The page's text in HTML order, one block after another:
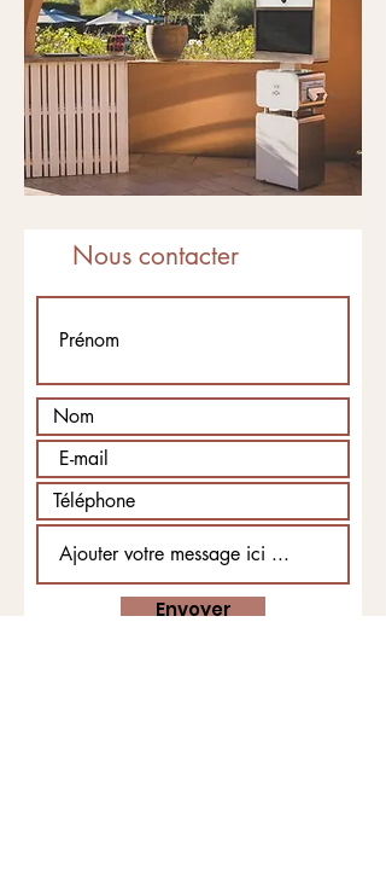
Nous contacter
Envoyer